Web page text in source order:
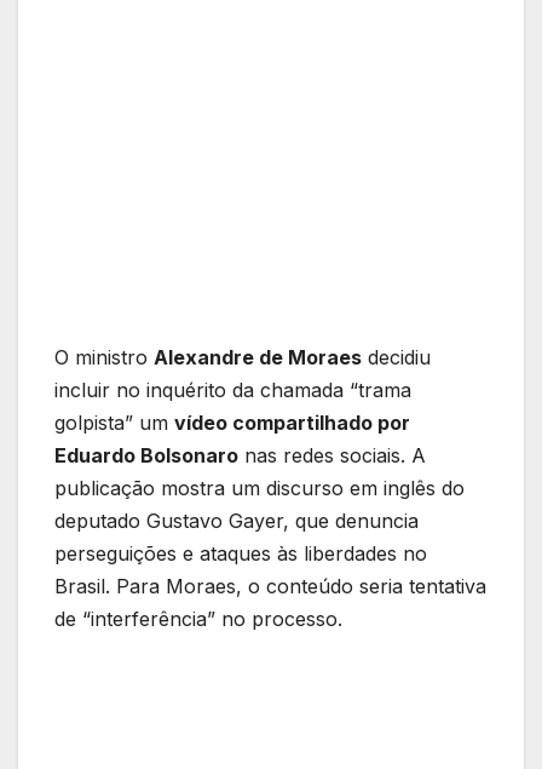
O ministro Alexandre de Moraes decidiu
incluir no inquérito da chamada “trama
golpista” um vídeo compartilhado por
Eduardo Bolsonaro nas redes sociais. A
publicação mostra um discurso em inglês do
deputado Gustavo Gayer, que denuncia
perseguições e ataques às liberdades no
Brasil. Para Moraes, o conteúdo seria tentativa
de “interferência” no processo.